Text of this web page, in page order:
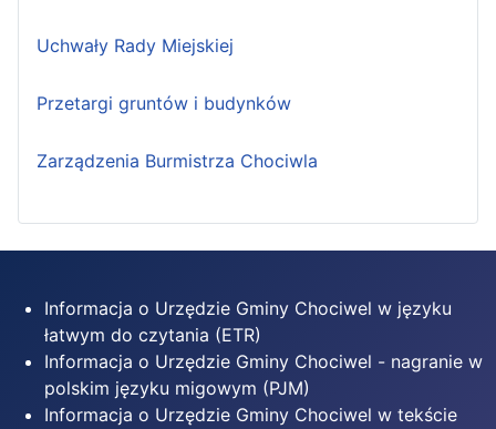
Uchwały Rady Miejskiej
Przetargi gruntów i budynków
Zarządzenia Burmistrza Chociwla
Informacja o Urzędzie Gminy Chociwel w języku
łatwym do czytania (ETR)
Informacja o Urzędzie Gminy Chociwel - nagranie w
polskim języku migowym (PJM)
Informacja o Urzędzie Gminy Chociwel w tekście